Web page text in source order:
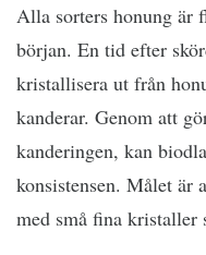
Alla sorters honung är
början. En tid efter
kristallisera ut från
kanderar. Genom att
kanderingen, kan
konsistensen. Målet är
med små fina kristaller